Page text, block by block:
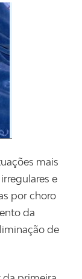
mais
e
por choro
da
de